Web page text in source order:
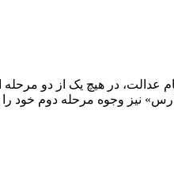
در هیچ یک از دو مرحله
نیز وجوه مرحله دوم